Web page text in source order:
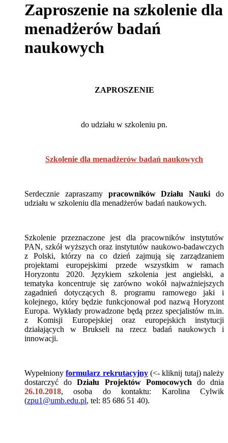
Zaproszenie na szkolenie dla
menadżerów badań
naukowych
ZAPROSZENIE
do udziału w szkoleniu pn.
Szkolenie dla menadżerów badań naukowych
Serdecznie zapraszamy pracowników Działu Naukido
udziału w szkoleniu dla menadżerów badań naukowych.
Szkolenie przeznaczone jest dla pracowników instytutów
PAN, szkół wyższych oraz instytutów naukowo-badawczych
z Polski, którzy na co dzień zajmują się zarządzaniem
projektami europejskimi przede wszystkim w ramach
Horyzontu 2020. Językiem szkolenia jest angielski, a
tematyka koncentruje się zarówno wokół najważniejszych
zagadnień dotyczących 8. programu ramowego jaki i
kolejnego, który będzie funkcjonował pod nazwą Horyzont
Europa. Wykłady prowadzone będą przez specjalistów m.in.
z Komisji Europejskiej oraz europejskich instytucji
działających w Brukseli na rzecz badań naukowych i
innowacji.
Wypełnionyformularz rekrutacyjny(<- kliknij tutaj) należy
dostarczyć doDziału Projektów Pomocowych do dnia
26.10.2018, osoba do kontaktu: Karolina Cylwik
(zpu1@umb.edu.pl, tel: 85 686 51 40).